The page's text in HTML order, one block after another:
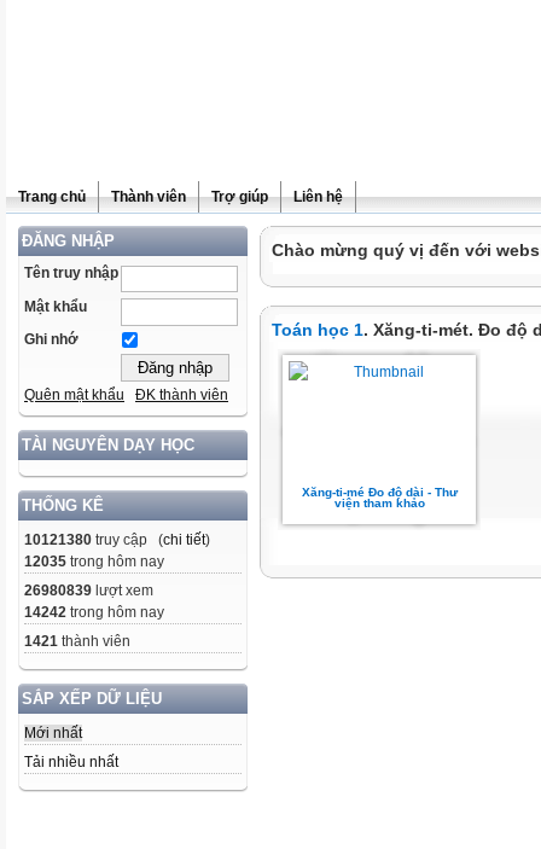
Trang chủ Thành viên Trợ giúp Liên hệ
ĐĂNG NHẬP
Tên truy nhập
Mật khẩu
Ghi nhớ
Quên mật khẩu ĐK thành viên
TÀI NGUYÊN DẠY HỌC
THỐNG KÊ
10121380 truy cập (chi tiết)
12035 trong hôm nay
26980839 lượt xem
14242 trong hôm nay
1421 thành viên
SẮP XẾP DỮ LIỆU
Mới nhất
Tải nhiều nhất
Chào mừng quý vị đến với
Toán học 1. Xăng-ti-mét. Đo độ
Xăng-ti-mé Đo độ dài - Thư
viện tham khảo